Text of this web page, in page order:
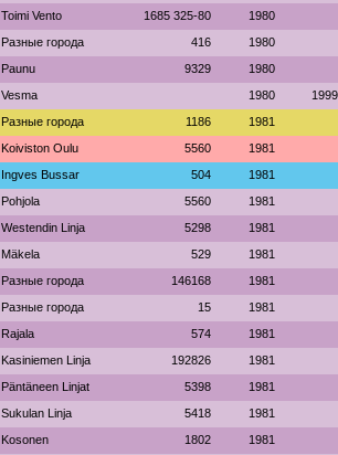
Toimi Vento 1685 325-80 1980
Разные города 416 1980
Paunu 9329 1980
Vesma 1980 1999
Разные города 1186 1981
Koiviston Oulu 5560 1981
Ingves Bussar 504 1981
Pohjola 5560 1981
Westendin Linja 5298 1981
Mäkela 529 1981
Разные города 146168 1981
Разные города 15 1981
Rajala 574 1981
Kasiniemen Linja 192826 1981
Päntäneen Linjat 5398 1981
Sukulan Linja 5418 1981
Kosonen 1802 1981